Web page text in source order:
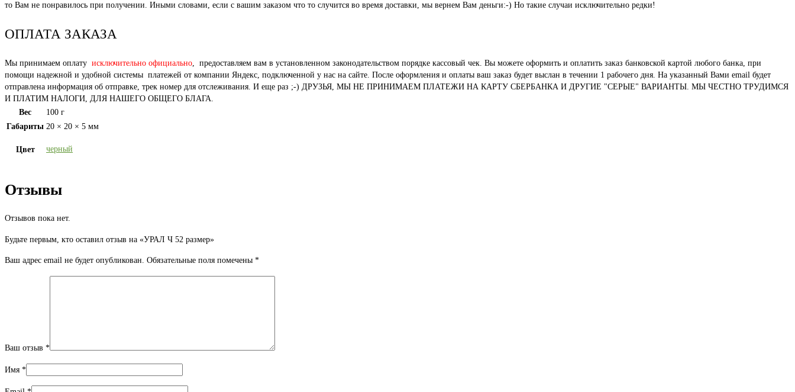
то Вам не понравилось при получении. Иными словами, если с вашим заказом что то случится во время доставки, мы вернем Вам деньги:-) Но такие случаи исключительно редки!
ОПЛАТА ЗАКАЗА
Мы принимаем оплату исключительно официально, предоставляем вам в установленном законодательством порядке кассовый чек. Вы можете оформить и оплатить заказ банковской картой любого банка, при
помощи надежной и удобной системы платежей от компании Яндекс, подключенной у нас на сайте. После оформления и оплаты ваш заказ будет выслан в течении 1 рабочего дня. На указанный Вами email будет
отправлена информация об отправке, трек номер для отслеживания. И еще раз ;-) ДРУЗЬЯ, МЫ НЕ ПРИНИМАЕМ ПЛАТЕЖИ НА КАРТУ СБЕРБАНКА И ДРУГИЕ "СЕРЫЕ" ВАРИАНТЫ. МЫ ЧЕСТНО ТРУДИМСЯ
И ПЛАТИМ НАЛОГИ, ДЛЯ НАШЕГО ОБЩЕГО БЛАГА.
Вес
100 г
Габариты 20 × 20 × 5 мм
Цвет черный
Отзывы
Отзывов пока нет.
Будьте первым, кто оставил отзыв на «УРАЛ Ч 52 размер»
Ваш адрес email не будет опубликован. Обязательные поля помечены *
Ваш отзыв *
Имя *